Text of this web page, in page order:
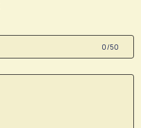
0 /50